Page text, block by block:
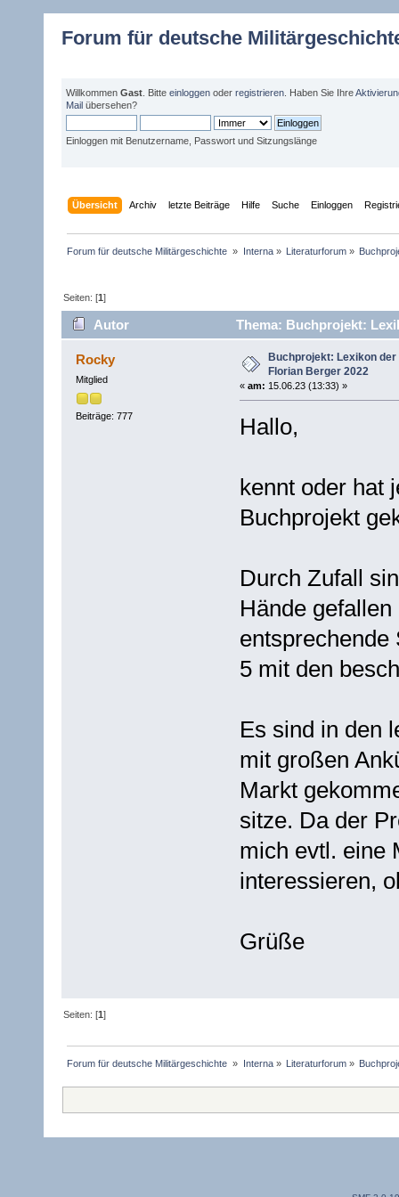
Forum für deutsche
Willkommen Gast . Bitte einloggen oder registrieren . Haben Sie Ihre
Mail übersehen?
Einloggen mit Benutzername, Passwort und Sitzungslänge
Übersicht Archiv letzte Beiträge Hilfe Suche Einloggen
Forum für deutsche Militärgeschichte » Interna» Literaturforum»
Seiten: [1]
Autor
Thema: Buchprojekt:
mal)
Rocky
Mitglied
Beiträge: 777
Buchprojekt: Lexikon
Florian Berger 2022
« am: 15.06.23 (13:33) »
Hallo,
kennt oder hat
Buchprojekt
Durch Zufall
Hände
entsprechende
5 mit den
Es sind in den
mit großen
Markt
sitze. Da der
mich evtl. eine
interessieren,
Grüße
Seiten: [1]
Forum für deutsche Militärgeschichte » Interna» Literaturforum»